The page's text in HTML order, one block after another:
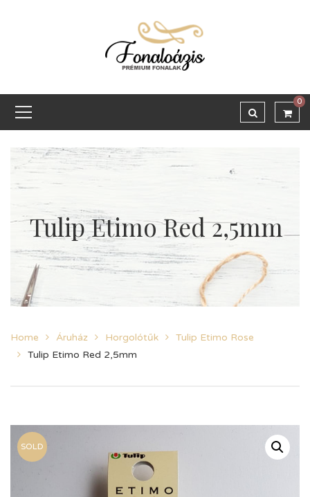
0
Tulip Etimo Red 2,5mm
Home Áruház Horgolótűk
Tulip Etimo Rose
Tulip Etimo Red 2,5mm
SOLD